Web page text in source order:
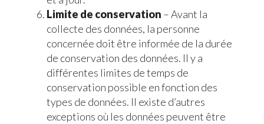
Limite de conservation – Avant la
collecte des données, la personne
concernée doit être informée de la durée
de conservation des données. Il y a
différentes limites de temps de
conservation possible en fonction des
types de données. Il existe d’autres
exceptions où les données peuvent être